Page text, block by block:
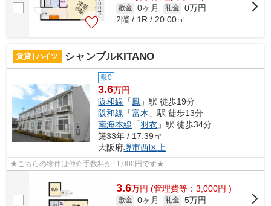
敷金 0ヶ月 礼金 0万円
2階 / 1R / 20.00㎡
賃貸 | ハイツ シャンブルKITANO
敷0
3.6万円
阪和線 「鳳 」駅 徒歩19分
阪和線 「富木 」駅 徒歩13分
南海本線 「羽衣 」駅 徒歩34分
築33年 / 17.39㎡
大阪府堺市西区 上
★こちらの物件は仲介手数料が11,000円です★
3.6万円 (管理費等：3,000円 )
敷金 0ヶ月 礼金 5万円